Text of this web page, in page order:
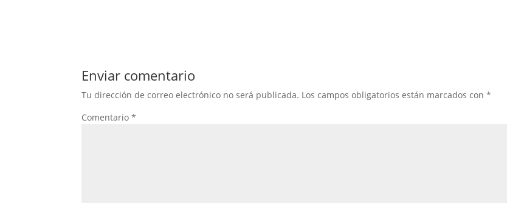
Enviar comentario
Tu dirección de correo electrónico no será publicada. Los campos obligatorios están marcados con*
Comentario*